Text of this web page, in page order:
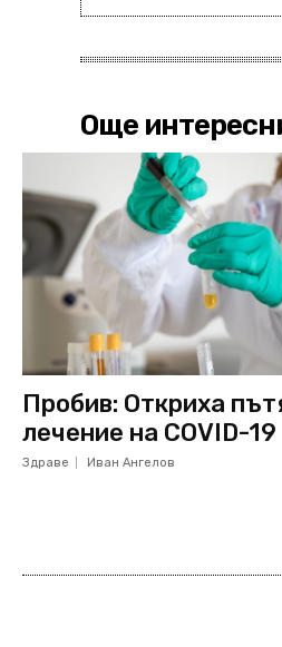
Още
Пробив: Откриха
лечение на COVID-19
Здраве Иван Ангелов